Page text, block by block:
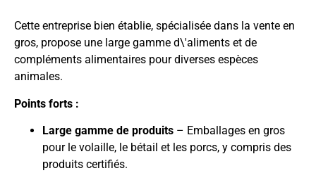
Cette entreprise bien établie, spécialisée dans la vente en
gros, propose une large gamme d\'aliments et de
compléments alimentaires pour diverses espèces
animales.
Points forts :
Large gamme de produits – Emballages en gros
pour le volaille, le bétail et les porcs, y compris des
produits certifiés.